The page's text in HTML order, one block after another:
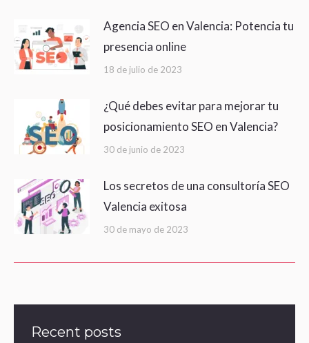
Agencia SEO en Valencia: Potencia tu
presencia online
18 de julio de 2023
¿Qué debes evitar para mejorar tu
posicionamiento SEO en Valencia?
30 de junio de 2023
Los secretos de una consultoría SEO
Valencia exitosa
30 de mayo de 2023
Recent posts